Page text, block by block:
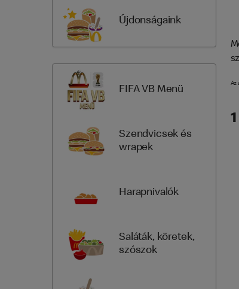
Újdonságaink
FIFA VB Menü
Szendvicsek és
wrapek
Harapnivalók
Saláták, köretek,
szószok
Az